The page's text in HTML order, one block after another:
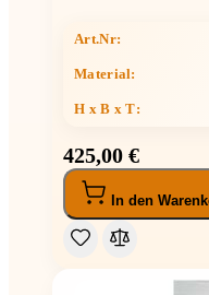
Art.Nr:
Material:
H x B x T:
425,00 €
In den